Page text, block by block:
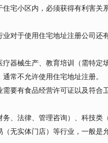
宅小区内，必须获得有利害关
对于使用住宅地址注册公司
疗器械生产、教育培训（需特
常不允许使用住宅地址注册。
需要有食品经营许可证以及符
务、法律、管理咨询）、科技
无实体门店）等行业，一般是